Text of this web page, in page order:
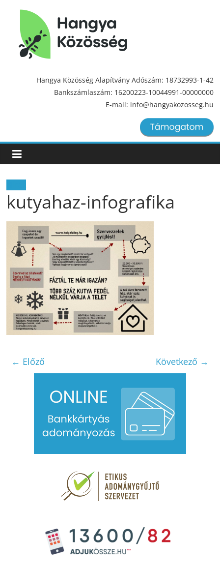
Hangya
Közösség
Hangya Közösség Alapítvány Adószám: 18732993-1-42
Bankszámlaszám: 16200223-10044991-00000000
E-mail: info@hangyakozosseg.hu
kutyahaz-infografika
← Előző Következő →